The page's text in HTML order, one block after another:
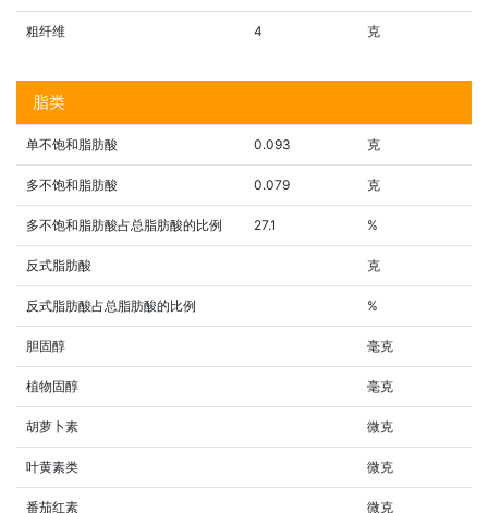
粗纤维 4 克
脂类
单不饱和脂肪酸 0.093 克
多不饱和脂肪酸 0.079 克
多不饱和脂肪酸占总脂肪酸的比例 27.1 %
反式脂肪酸 克
反式脂肪酸占总脂肪酸的比例 %
胆固醇 毫克
植物固醇 毫克
胡萝卜素 微克
叶黄素类 微克
番茄红素 微克